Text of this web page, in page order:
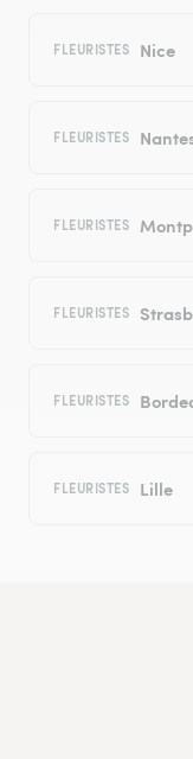
FLEURISTES Nice
FLEURISTES
FLEURISTES
FLEURISTES
FLEURISTES
FLEURISTES Lille